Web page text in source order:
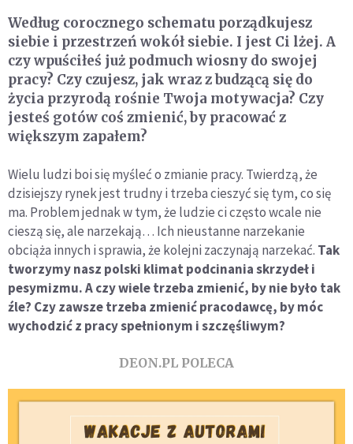
Według corocznego schematu porządkujesz
siebie i przestrzeń wokół siebie. I jest Ci lżej. A
czy wpuściłeś już podmuch wiosny do swojej
pracy? Czy czujesz, jak wraz z budzącą się do
życia przyrodą rośnie Twoja motywacja? Czy
jesteś gotów coś zmienić, by pracować z
większym zapałem?
Wielu ludzi boi się myśleć o zmianie pracy. Twierdzą, że
dzisiejszy rynek jest trudny i trzeba cieszyć się tym, co się
ma. Problem jednak w tym, że ludzie ci często wcale nie
cieszą się, ale narzekają… Ich nieustanne narzekanie
obciąża innych i sprawia, że kolejni zaczynają narzekać. Tak
tworzymy nasz polski klimat podcinania skrzydeł i
pesymizmu. A czy wiele trzeba zmienić, by nie było tak
źle? Czy zawsze trzeba zmienić pracodawcę, by móc
wychodzić z pracy spełnionym i szczęśliwym?
DEON.PL POLECA